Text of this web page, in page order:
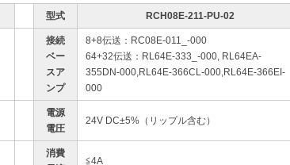
型式 RCH08E-211-PU-02
接続
ベー
スア
ンプ
8+8伝送：RC08E-011_-000
64+32伝送：RL64E-333_-000, RL64EA-
355DN-000,RL64E-366CL-000,RL64E-366EI-
000
電源
電圧
24V DC±5%（リップル含む）
消費
≦4A